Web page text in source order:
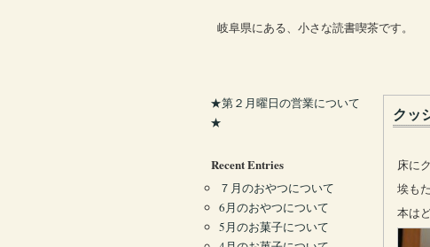
岐阜県にある、小さな読書喫茶です。
クッ
床に
埃も
本は
★第２月曜日の営業について
★
Recent Entries
７月のおやつについて
6月のおやつについて
5月のお菓子について